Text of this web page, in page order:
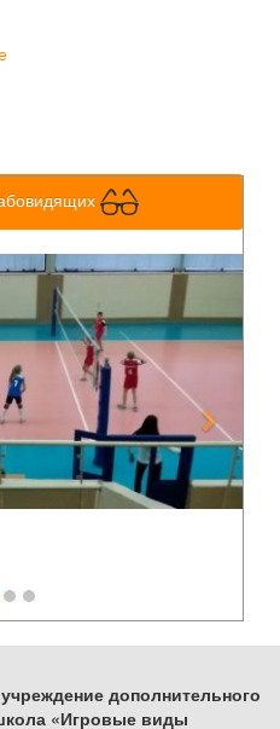
Next
дополнительного
«Игровые виды